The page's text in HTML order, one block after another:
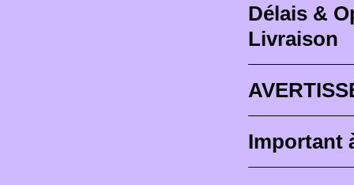
Délais &
Livraison
Les délais de
des délais
4 semaines),
il est
devant le
Important